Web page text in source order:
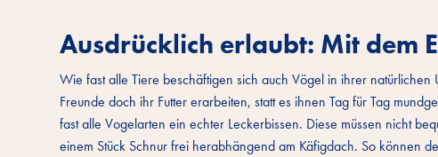
Ausdrücklich erlaubt: Mit dem
Wie fast alle Tiere beschäftigen sich auch Vögel in ihrer
Freunde doch ihr Futter erarbeiten, statt es ihnen Tag für Tag
fast alle Vogelarten ein echter Leckerbissen. Diese müssen nicht
einem Stück Schnur frei herabhängend am Käfigdach. So können